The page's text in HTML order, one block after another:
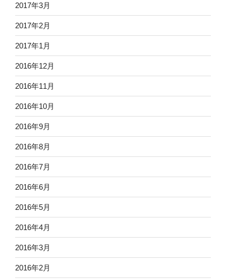
2017年3月
2017年2月
2017年1月
2016年12月
2016年11月
2016年10月
2016年9月
2016年8月
2016年7月
2016年6月
2016年5月
2016年4月
2016年3月
2016年2月